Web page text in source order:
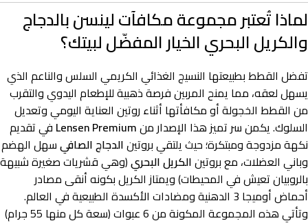
لماذا تُعتبر مجموعة مكافآت لينسن بالدجاج
والكريل البحري الخيار المفضّل لبيتك؟
تفضل القطط بطبيعتها النسيج الغذائي الكريمي السلس والناعم الذي
يسهل لعقه، مما يمنح المربين فرصة ذهبية للإطعام اليدوي والتقرب
من القطط الخجولة أو مكافأتها أثناء روتين العناية اليومي وتعديل
السلوك. يكمن سر تميز هذا الإصدار منLensen Premium في تقديم
نكهة مزدوجة ومبتكرة؛ حيث يلتقي بروتينالدجاج الصافيسهل الهضم
وباني العضلات، مع بروتينالكريل البحري(وهي قشريات صغيرة شبيهة
بالروبيان تعيش في المحيطات) ويمتاز الكريل بكونه أنقى مصادر
أحماض أوميجا 3 الدهنية ومضادات الأكسدة الطبيعية في العالم.
وتأتي هذه المجموعة المكونة من 6 عبوات (سعة كل منها 55 جرام)